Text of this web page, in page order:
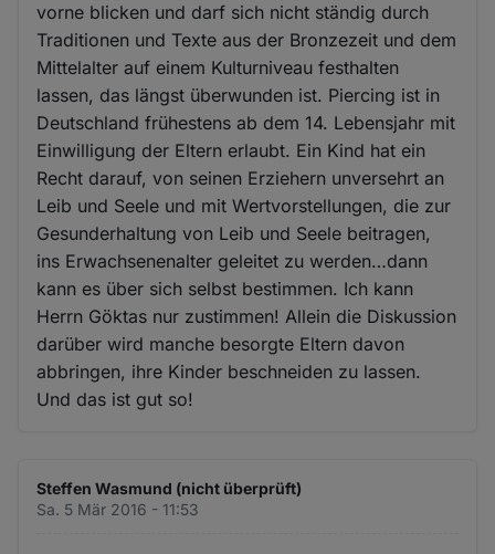
vorne blicken und darf sich nicht ständig durch
Traditionen und Texte aus der Bronzezeit und dem
Mittelalter auf einem Kulturniveau festhalten
lassen, das längst überwunden ist. Piercing ist in
Deutschland frühestens ab dem 14. Lebensjahr mit
Einwilligung der Eltern erlaubt. Ein Kind hat ein
Recht darauf, von seinen Erziehern unversehrt an
Leib und Seele und mit Wertvorstellungen, die zur
Gesunderhaltung von Leib und Seele beitragen,
ins Erwachsenenalter geleitet zu werden…dann
kann es über sich selbst bestimmen. Ich kann
Herrn Göktas nur zustimmen! Allein die Diskussion
darüber wird manche besorgte Eltern davon
abbringen, ihre Kinder beschneiden zu lassen.
Und das ist gut so!
Steffen Wasmund (nicht überprüft)
Sa. 5 Mär 2016 - 11:53